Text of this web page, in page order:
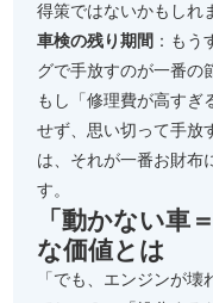
得策ではないかもしれ
車検の残り期間 ：も
グで手放すのが一番の
もし「修理費が高す
せず、思い切って手放
は、それが一番お財布
す。
「動かない車
な価値とは
「でも、エンジンが